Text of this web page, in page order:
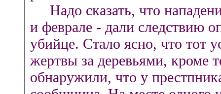
Надо сказать, что
и феврале - дали следствию
убийце. Стало ясно, что тот
жертвы за деревьями, кроме
обнаружили, что у